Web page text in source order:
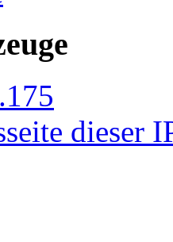
dieser